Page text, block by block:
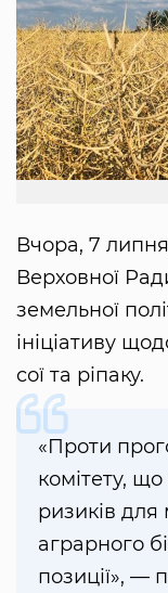
Вчора, 7
Верховної
земельної
ініціативу
сої та ріпаку.
«Проти
комітету,
ризиків для
аграрного
позиції», —